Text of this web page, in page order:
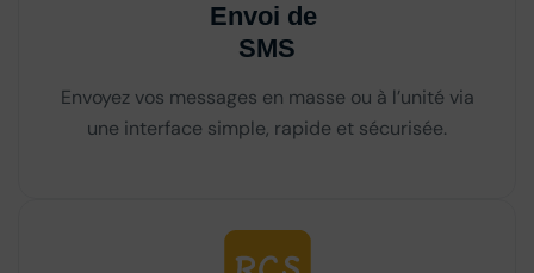
Envoi de
SMS
Envoyez vos messages en masse ou à l’unité via
une interface simple, rapide et sécurisée.